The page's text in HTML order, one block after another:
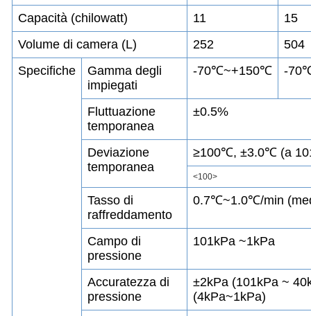
Capacità (chilowatt) 11
15
Volume di camera (L)
252
504
Specifiche
Gamma degli
impiegati
-70℃~+150℃ -
Fluttuazione
temporanea
±0.5%
Deviazione
temporanea
≥100℃, ±3.0℃ (a
<100>
Tasso di
raffreddamento
0.7℃~1.0℃/min
Campo di
pressione
101kPa ~1kPa
Accuratezza di
pressione
±2kPa (101kPa ~
(4kPa~1kPa)